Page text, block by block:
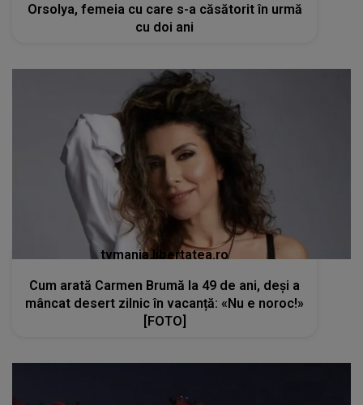
Orsolya, femeia cu care s-a căsătorit în urmă
cu doi ani
tvmania.libertatea.ro
Cum arată Carmen Brumă la 49 de ani, deși a
mâncat desert zilnic în vacanță: «Nu e noroc!»
[FOTO]